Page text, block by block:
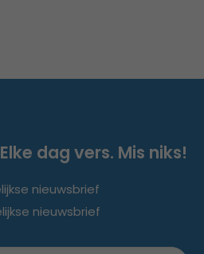
dag vers. Mis niks!
nieuwsbrief
nieuwsbrief